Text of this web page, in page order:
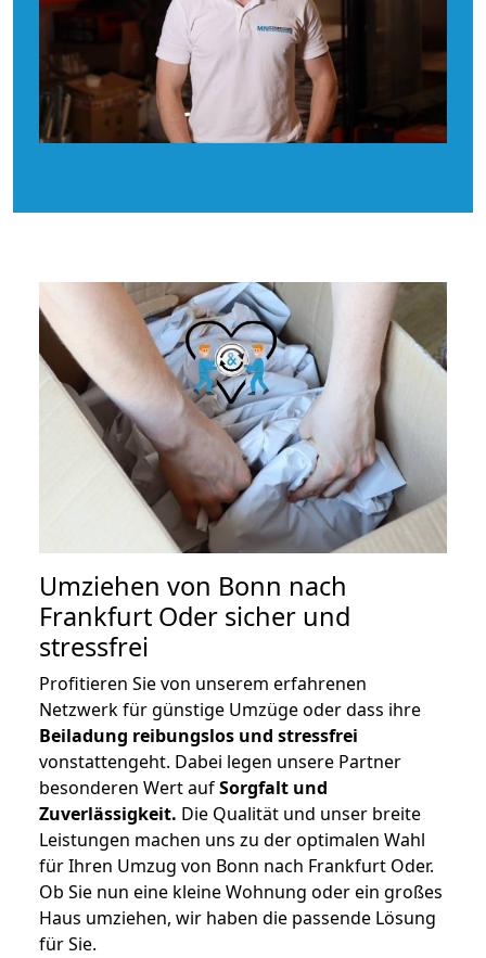
Umziehen von Bonn nach
Frankfurt Oder sicher und
stressfrei
Profitieren Sie von unserem erfahrenen
Netzwerk für günstige Umzüge oder dass ihre
Beiladung reibungslos und stressfrei
vonstattengeht. Dabei legen unsere Partner
besonderen Wert aufSorgfalt und
Zuverlässigkeit. Die Qualität und unser breite
Leistungen machen uns zu der optimalen Wahl
für Ihren Umzug von Bonn nach Frankfurt Oder.
Ob Sie nun eine kleine Wohnung oder ein großes
Haus umziehen, wir haben die passende Lösung
für Sie.